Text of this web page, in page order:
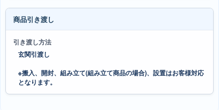
商品引き渡し
引き渡し方法
玄関引渡し
※搬入、開封、組み立て(組み立て商品の場合)、設置はお客様対応
となります。